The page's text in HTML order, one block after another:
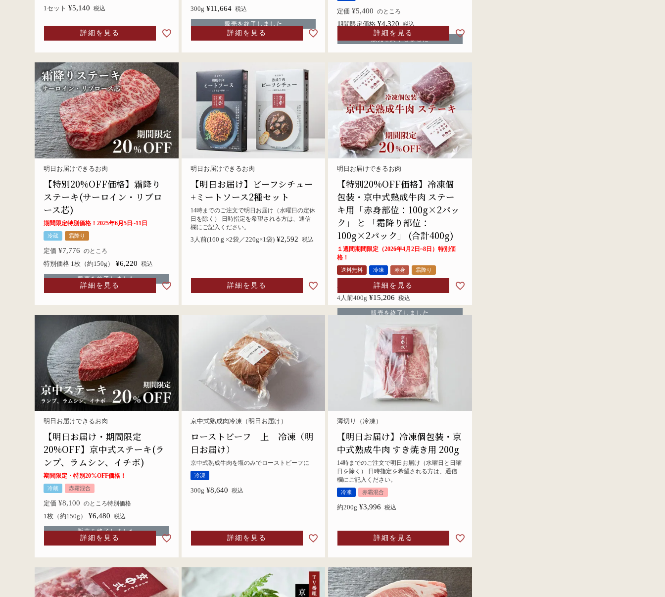
1セット ¥5,140 税込
詳細を見る
300g ¥11,664 税込
販売を終了しました
詳細を見る
定価 ¥5,400 のところ
期間限定価格 ¥4,320 税込
販売を終了しました
詳細を見る
明日お届けできるお肉
【特別20%OFF価格】霜降り
ステーキ(サーロイン・リブロ
ース芯)
期間限定特別価格！2025年6月5日~11日
冷蔵 霜降り
定価 ¥7,776 のところ
特別価格 1枚（約150g） ¥6,220 税込
販売を終了しました
詳細を見る
明日お届けできるお肉
【明日お届け】ビーフシチュー
+ミートソース2種セット
14時までのご注文で明日お届け（水曜日の定休
日を除く） 日時指定を希望される方は、通信
欄にご記入ください。
3人前(160ｇ×2袋／220g×1袋) ¥2,592 税込
詳細を見る
明日お届けできるお肉
【特別20%OFF価格】冷凍個
包装・京中式熟成牛肉 ステー
キ用「赤身部位：100g×2パッ
ク」 と 「霜降り部位：
100g×2パック」 (合計400g)
１週間期間限定（2026年4月2日~8日）特別価
格！
送料無料 冷凍 赤身 霜降り
19,008 のところ
4人前400g ¥15,206 税込
販売を終了しました
詳細を見る
明日お届けできるお肉
【明日お届け・期間限定
20%OFF】京中式ステーキ(ラ
ンプ、ラムシン、イチボ)
期間限定・特別20%OFF価格！
冷蔵 赤霜混合
定価 ¥8,100 のところ特別価格
1枚（約150g） ¥6,480 税込
販売を終了しました
詳細を見る
京中式熟成肉冷凍（明日お届け）
ローストビーフ 上 冷凍（明
日お届け）
京中式熟成牛肉を塩のみでローストビーフに
冷凍
300g ¥8,640 税込
詳細を見る
薄切り（冷凍）
【明日お届け】冷凍個包装・京
中式熟成牛肉 すき焼き用 200g
14時までのご注文で明日お届け（水曜日と日曜
日を除く） 日時指定を希望される方は、通信
欄にご記入ください。
冷凍 赤霜混合
約200g ¥3,996 税込
詳細を見る